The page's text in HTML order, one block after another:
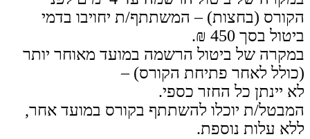
הקורס (בחצות) – המשתתף/ת יחויבו בדמי
ביטול בסך 450 ₪.
במקרה של ביטול הרשמה במועד מאוחר יותר
(כולל לאחר פתיחת הקורס) –
לא יינתן כל החזר כספי.
המבטל/ת יוכלו להשתתף בקורס במועד אחר,
ללא עלות נוספת.